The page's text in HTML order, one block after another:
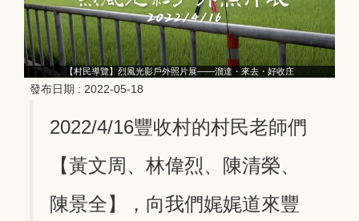
【村民導覽】烈風光影戶外照片展——溜達・來去・好收庄
發布日期 : 2022-05-18
2022/4/16豐收村的村民老師們
【黃文周、林偉烈、陳清榮、
陳景全】，向我們娓娓道來豐